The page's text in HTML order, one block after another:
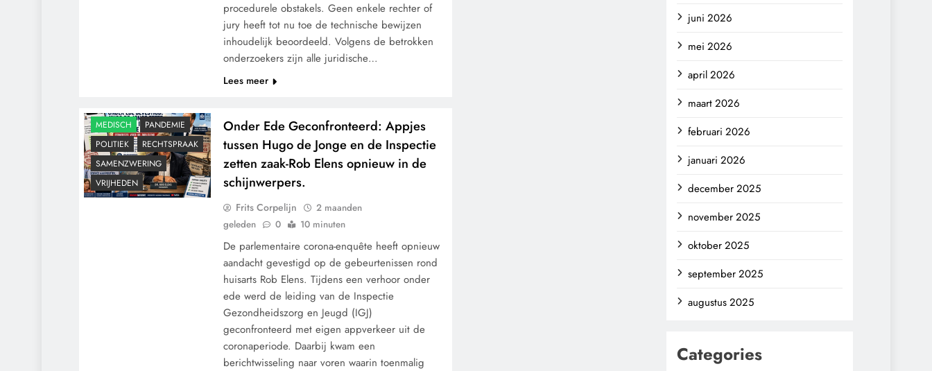
procedurele obstakels. Geen enkele rechter of
jury heeft tot nu toe de technische bewijzen
inhoudelijk beoordeeld. Volgens de betrokken
onderzoekers zijn alle juridische…
Lees meer
MEDISCH
PANDEMIE
POLITIEK
RECHTSPRAAK
SAMENZWERING
VRIJHEDEN
Onder Ede Geconfronteerd: Appjes
tussen Hugo de Jonge en de Inspectie
zetten zaak-Rob Elens opnieuw in de
schijnwerpers.
Frits Corpelijn
2 maanden
geleden
0 10 minuten
De parlementaire corona-enquête heeft opnieuw
aandacht gevestigd op de gebeurtenissen rond
huisarts Rob Elens. Tijdens een verhoor onder
ede werd de leiding van de Inspectie
Gezondheidszorg en Jeugd (IGJ)
geconfronteerd met eigen appverkeer uit de
coronaperiode. Daarbij kwam een
berichtwisseling naar voren waarin toenmalig
juni 2026
mei 2026
april 2026
maart 2026
februari 2026
januari 2026
december 2025
november 2025
oktober 2025
september 2025
augustus 2025
Categories